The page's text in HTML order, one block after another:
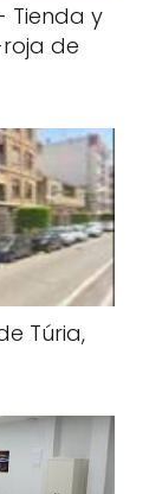
Tienda y
de
Túria,